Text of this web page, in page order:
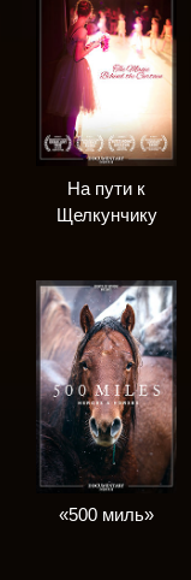
На пути к
Щелкунчику
«500 миль»